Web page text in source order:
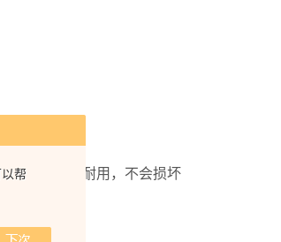
帮
钢瓶，结实耐用，不会损坏